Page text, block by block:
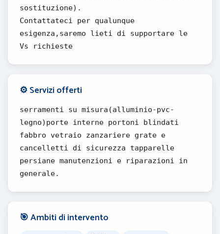
sostituzione).
Contattateci per qualunque
esigenza,saremo lieti di supportare le
Vs richieste
⚙️ Servizi offerti
serramenti su misura(alluminio-pvc-
legno)porte interne portoni blindati
fabbro vetraio zanzariere grate e
cancelletti di sicurezza tapparelle
persiane manutenzioni e riparazioni in
generale.
🎯 Ambiti di intervento